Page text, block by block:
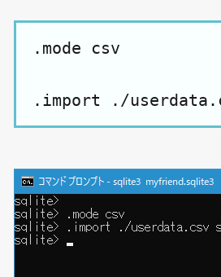
.mode csv